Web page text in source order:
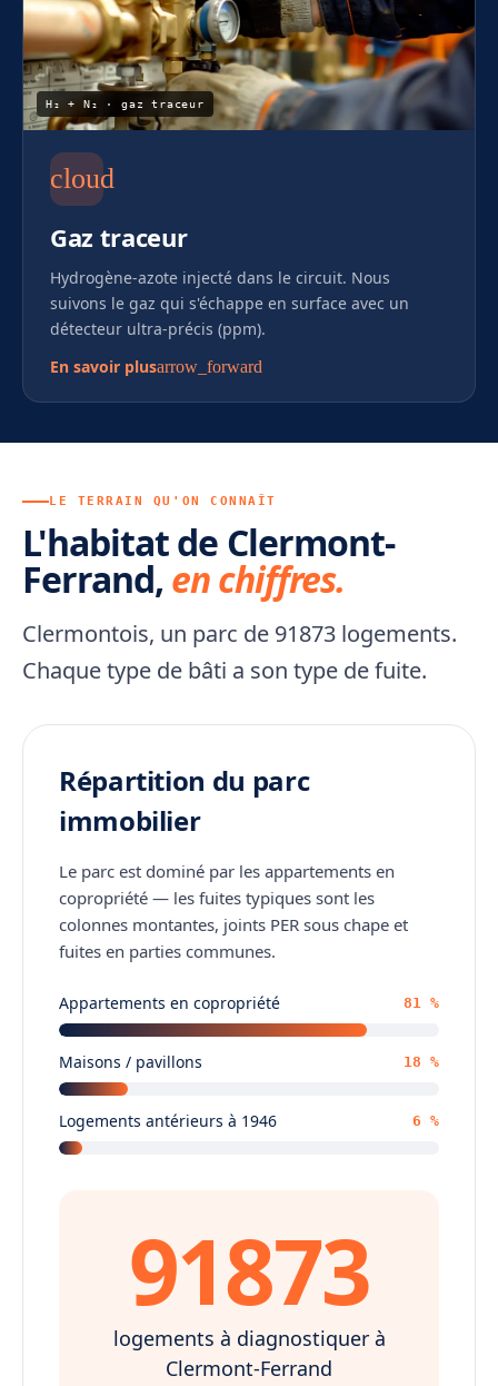
H₂ + N₂ · gaz traceur
cloud
Gaz traceur
Hydrogène-azote injecté dans le circuit. Nous
suivons le gaz qui s'échappe en surface avec un
détecteur ultra-précis (ppm).
En savoir plusarrow_forward
LE TERRAIN QU'ON CONNAÎT
L'habitat de Clermont-
Ferrand, en chiffres.
Clermontois, un parc de 91873 logements.
Chaque type de bâti a son type de fuite.
Répartition du parc
immobilier
Le parc est dominé par les appartements en
copropriété — les fuites typiques sont les
colonnes montantes, joints PER sous chape et
fuites en parties communes.
Appartements en copropriété 81 %
Maisons / pavillons 18 %
Logements antérieurs à 1946 6 %
91873
logements à diagnostiquer à
Clermont-Ferrand